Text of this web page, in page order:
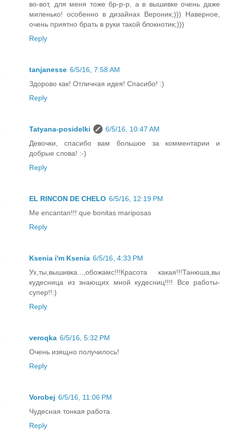
во-вот, для меня тоже бр-р-р, а в вышивке очень даже
миленько! особенно в дизайнах Вероник;))) Наверное,
очень приятно брать в руки такой блокнотик;)))
Reply
tanjanesse 6/5/16, 7:58 AM
Здорово как! Отличная идея! Спасибо! :)
Reply
Tatyana-posidelki
6/5/16, 10:47 AM
Девочки, спасибо вам большое за комментарии и
добрые слова! :-)
Reply
EL RINCON DE CHELO 6/5/16, 12:19 PM
Me encantan!!! que bonitas mariposas
Reply
Ksenia i'm Ksenia 6/5/16, 4:33 PM
Ух,ты,вышивка...,обожамс!!!Красота какая!!!Танюша,вы
кудесница из знающих мной кудесниц!!!! Все работы-
супер!!:)
Reply
veroqka 6/5/16, 5:32 PM
Очень изящно получилось!
Reply
Vorobej 6/5/16, 11:06 PM
Чудесная тонкая работа.
Reply